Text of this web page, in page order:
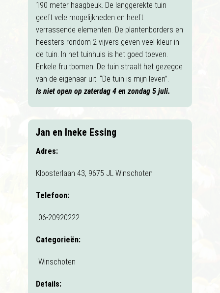
190 meter haagbeuk. De langgerekte tuin
geeft vele mogelijkheden en heeft
verrassende elementen. De plantenborders en
heesters rondom 2 vijvers geven veel kleur in
de tuin. In het tuinhuis is het goed toeven.
Enkele fruitbomen. De tuin straalt het gezegde
van de eigenaar uit: “De tuin is mijn leven”.
Is niet open op zaterdag 4 en zondag 5 juli.
Jan en Ineke Essing
Adres:
Kloosterlaan 43, 9675 JL Winschoten
Telefoon:
06-20920222
Categorieën:
Winschoten
Details: